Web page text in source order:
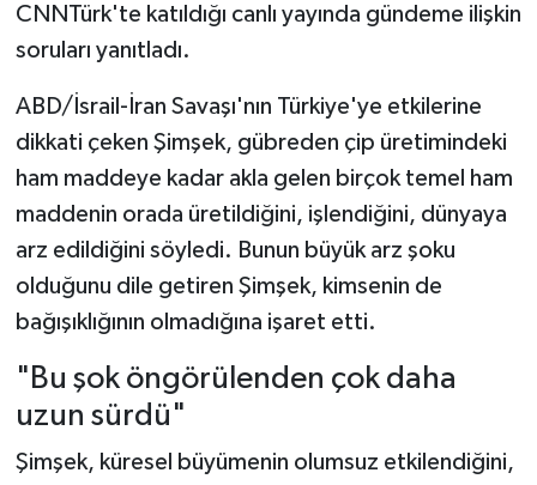
CNNTürk'te katıldığı canlı yayında gündeme ilişkin
soruları yanıtladı.
ABD/İsrail-İran Savaşı'nın Türkiye'ye etkilerine
dikkati çeken Şimşek, gübreden çip üretimindeki
ham maddeye kadar akla gelen birçok temel ham
maddenin orada üretildiğini, işlendiğini, dünyaya
arz edildiğini söyledi. Bunun büyük arz şoku
olduğunu dile getiren Şimşek, kimsenin de
bağışıklığının olmadığına işaret etti.
"Bu şok öngörülenden çok daha
uzun sürdü"
Şimşek, küresel büyümenin olumsuz etkilendiğini,